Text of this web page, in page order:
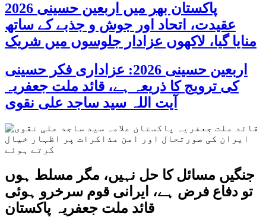
پاکستان بھر میں اربعین حسینی 2026
عقیدت، اتحاد اور جوش و جذبے کے ساتھ
منایا گیا، لاکھوں عزادار جلوسوں میں شریک
اربعین حسینی 2026: عزاداری فکر حسینی
کی ترویج کا ذریعہ ہے، قائد ملت جعفریہ
آیت اللہ سید ساجد علی نقوی
جنگیں مسائل کا حل نہیں، مگر مسلط ہوں
تو دفاع فرض ہے، ایرانی قوم سرخرو ہوئی
قائد ملت جعفریہ پاکستان